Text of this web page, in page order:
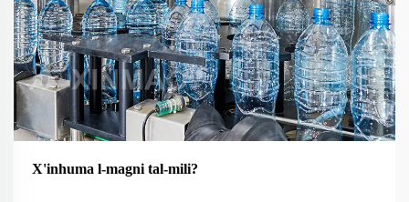
X'inhuma l-magni tal-mili?